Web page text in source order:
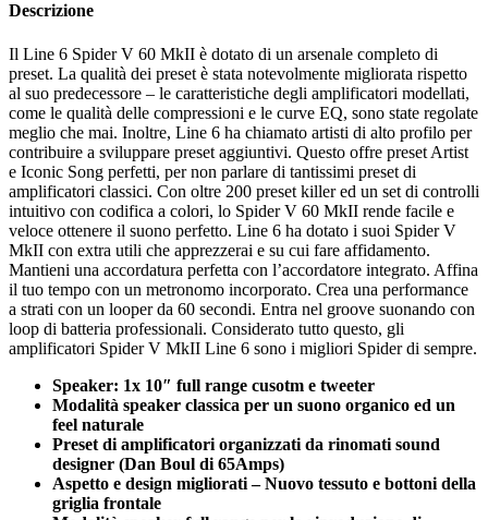
Descrizione
Il Line 6 Spider V 60 MkII è dotato di un arsenale completo di
preset. La qualità dei preset è stata notevolmente migliorata rispetto
al suo predecessore – le caratteristiche degli amplificatori modellati,
come le qualità delle compressioni e le curve EQ, sono state regolate
meglio che mai. Inoltre, Line 6 ha chiamato artisti di alto profilo per
contribuire a sviluppare preset aggiuntivi. Questo offre preset Artist
e Iconic Song perfetti, per non parlare di tantissimi preset di
amplificatori classici. Con oltre 200 preset killer ed un set di controlli
intuitivo con codifica a colori, lo Spider V 60 MkII rende facile e
veloce ottenere il suono perfetto. Line 6 ha dotato i suoi Spider V
MkII con extra utili che apprezzerai e su cui fare affidamento.
Mantieni una accordatura perfetta con l’accordatore integrato. Affina
il tuo tempo con un metronomo incorporato. Crea una performance
a strati con un looper da 60 secondi. Entra nel groove suonando con
loop di batteria professionali. Considerato tutto questo, gli
amplificatori Spider V MkII Line 6 sono i migliori Spider di sempre.
Speaker: 1x 10″ full range cusotm e tweeter
Modalità speaker classica per un suono organico ed un
feel naturale
Preset di amplificatori organizzati da rinomati sound
designer (Dan Boul di 65Amps)
Aspetto e design migliorati – Nuovo tessuto e bottoni della
griglia frontale